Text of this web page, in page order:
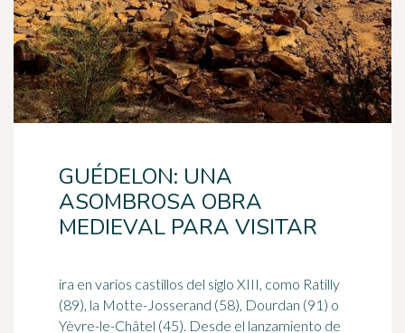
GUÉDELON: UNA
ASOMBROSA OBRA
MEDIEVAL PARA VISITAR
ira en varios castillos del siglo XIII, como Ratilly
(89), la Motte-Josserand (58), Dourdan (91) o
Yèvre-le-Châtel (45). Desde el lanzamiento de